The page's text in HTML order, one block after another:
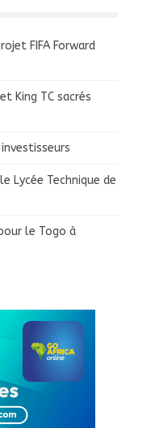
FIFA Forward
King TC sacrés
investisseurs
Lycée Technique de
le Togo à